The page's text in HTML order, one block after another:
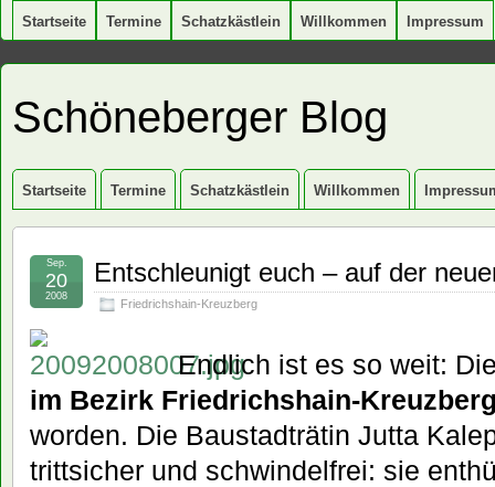
Startseite Termine Schatzkästlein Willkommen Impressum
Schöneberger Blog
Startseite Termine Schatzkästlein Willkommen
Entschleunigt euch – auf der
Friedrichshain-Kreuzberg
Sep.
20
2008
Endlich ist es so weit:
im Bezirk Friedrichshain-
worden. Die Baustadträtin Jutta
trittsicher und schwindelfrei: sie